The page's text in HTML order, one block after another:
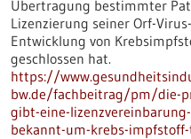
Übertragung bestimmter
Lizenzierung seiner Orf-
Entwicklung von
geschlossen hat.
https://
bw.de/fachbeitrag/pm/die-
gibt-eine-
bekannt-um-krebs-